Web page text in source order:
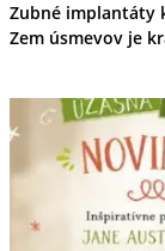
Zubné implantáty
Zem úsmevov je